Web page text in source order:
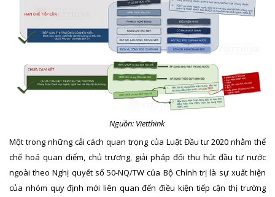
Nguồn: Vietthink
Một trong những cải cách quan trọng của Luật Đầu tư 2020 nhằm thể
chế hoá quan điểm, chủ trương, giải pháp đối thu hút đầu tư nước
ngoài theo Nghị quyết số 50-NQ/TW của Bộ Chính trị là sự xuất hiện
của nhóm quy định mới liên quan đến điều kiện tiếp cận thị trường